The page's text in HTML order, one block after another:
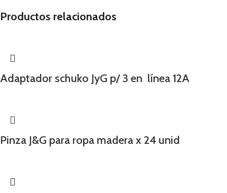
Productos relacionados
Adaptador schuko JyG p/ 3 en línea 12A
Pinza J&G para ropa madera x 24 unid